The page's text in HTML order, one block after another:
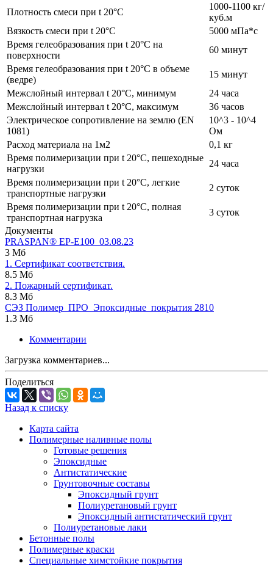
Плотность смеси при t 20°C
1000-1100 кг/
куб.м
Вязкость смеси при t 20°С
5000 мПа*с
Время гелеобразования при t 20°C на
поверхности
60 минут
Время гелеобразования при t 20°C в объеме
(ведре)
15 минут
Межслойный интервал t 20°С, минимум
24 часа
Межслойный интервал t 20°С, максимум
36 часов
Электрическое сопротивление на землю (EN
1081)
10^3 - 10^4
Ом
Расход материала на 1м2
0,1 кг
Время полимеризации при t 20°C, пешеходные
нагрузки
24 часа
Время полимеризации при t 20°C, легкие
транспортные нагрузки
2 суток
Время полимеризации при t 20°C, полная
транспортная нагрузка
3 суток
Документы
PRASPAN® EP-E100_03.08.23
3 Мб
1. Сертификат соответствия.
8.5 Мб
2. Пожарный сертификат.
8.3 Мб
СЭЗ Полимер_ПРО_Эпоксидные_покрытия 2810
1.3 Мб
Комментарии
Загрузка комментариев...
Поделиться
Назад к списку
Карта сайта
Полимерные наливные полы
Готовые решения
Эпоксидные
Антистатические
Грунтовочные составы
Эпоксидный грунт
Полиуретановый грунт
Эпоксидный антистатический грунт
Полиуретановые лаки
Бетонные полы
Полимерные краски
Специальные химстойкие покрытия